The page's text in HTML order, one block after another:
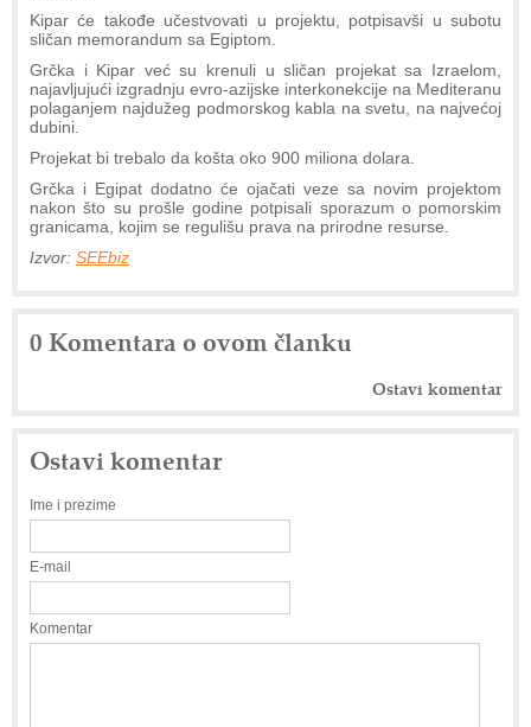
Kipar će takođe učestvovati u projektu, potpisavši u subotu
sličan memorandum sa Egiptom.
Grčka i Kipar već su krenuli u sličan projekat sa Izraelom,
najavljujući izgradnju evro-azijske interkonekcije na Mediteranu
polaganjem najdužeg podmorskog kabla na svetu, na najvećoj
dubini.
Projekat bi trebalo da košta oko 900 miliona dolara.
Grčka i Egipat dodatno će ojačati veze sa novim projektom
nakon što su prošle godine potpisali sporazum o pomorskim
granicama, kojim se regulišu prava na prirodne resurse.
Izvor: SEEbiz
0 Komentara o ovom članku
Ostavi komentar
Ostavi komentar
Ime i prezime
E-mail
Komentar